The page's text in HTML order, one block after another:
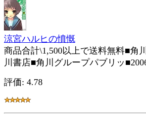
涼宮ハルヒの憤慨
商品合計\1,500以上で送料無料■角
川書店■角川グループパブリッ
評価: 4.78